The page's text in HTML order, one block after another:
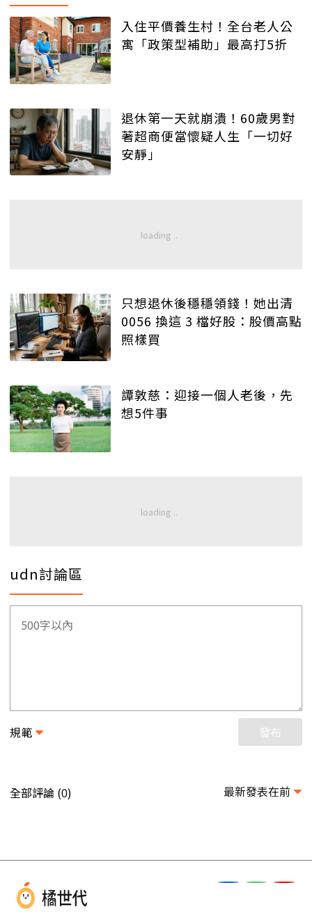
入住平價養生村！全台老人公
寓「政策型補助」最高打5折
退休第一天就崩潰！60歲男對
著超商便當懷疑人生「一切好
安靜」
只想退休後穩穩領錢！她出清
0056 換這 3 檔好股：股價高點
照樣買
譚敦慈：迎接一個人老後，先
想5件事
udn討論區
規範 發布
全部評論 (0) 最新發表在前